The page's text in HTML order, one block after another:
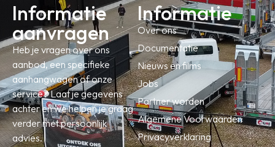
Informatie
aanvragen
Heb je vragen over ons
aanbod, een specifieke
aanhangwagen of onze
service? Laat je gegevens
achter en we helpen je graag
verder met persoonlijk
advies.
Informatie
Over ons
Documentatie
Nieuws en films
Jobs
Partner worden
Algemene Voorwaarden
Privacyverklaring